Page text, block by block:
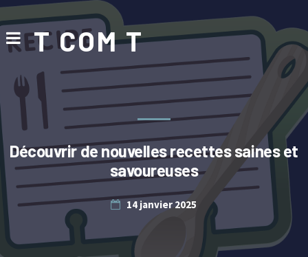
T COM T
Découvrir de nouvelles recettes saines et
savoureuses
14 janvier 2025